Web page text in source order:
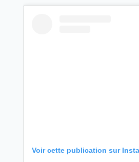
Voir cette publication sur